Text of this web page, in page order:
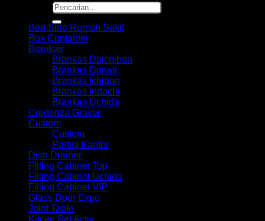
Pencarian
untuk:
Bed Side Rumah Sakit
Box Container
Brankas
Brankas Daichiban
Brankas Donati
Brankas Ichiban
Brankas Indachi
Brankas Uchida
Credenza Graver
Custom
Custom
Partisi Kantor
Dish Drainer
Filling Cabinet Top
Filling Cabinet Uchida
Filling Cabinet VIP
Glass Door Expo
Joint Table
Kitcen Set Activ